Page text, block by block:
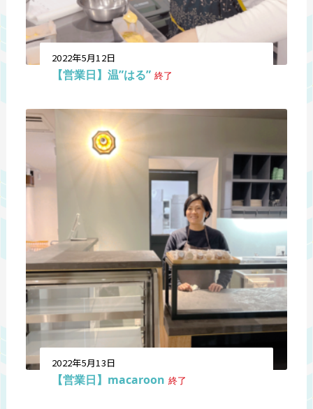
2022年5月12日
【営業日】温”はる” 終了
2022年5月13日
【営業日】macaroon 終了